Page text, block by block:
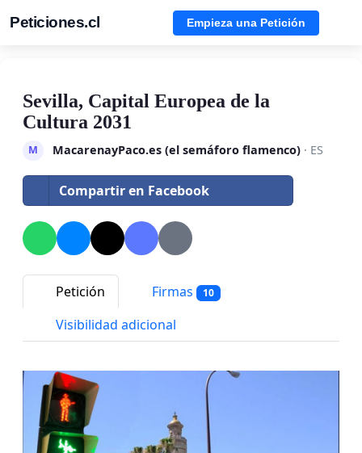
Peticiones.cl Empieza una Petición
Sevilla, Capital Europea de la
Cultura 2031
M MacarenayPaco.es (el semáforo flamenco)· ES
Compartir en Facebook
Petición Firmas 10
Visibilidad adicional